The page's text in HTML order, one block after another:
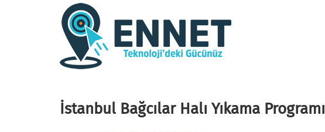
İstanbul Bağcılar Halı Yıkama Programı